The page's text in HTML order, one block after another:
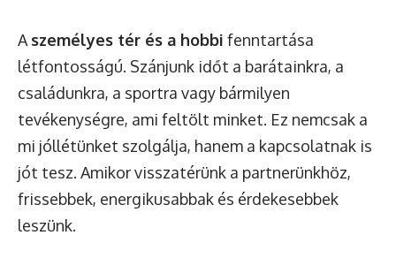
A személyes tér és a hobbi fenntartása
létfontosságú. Szánjunk időt a barátainkra, a
családunkra, a sportra vagy bármilyen
tevékenységre, ami feltölt minket. Ez nemcsak a
mi jóllétünket szolgálja, hanem a kapcsolatnak is
jót tesz. Amikor visszatérünk a partnerünkhöz,
frissebbek, energikusabbak és érdekesebbek
leszünk.